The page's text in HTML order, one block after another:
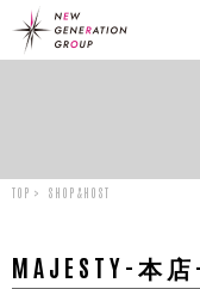
TOP SHOP&HOST
MAJESTY-本店